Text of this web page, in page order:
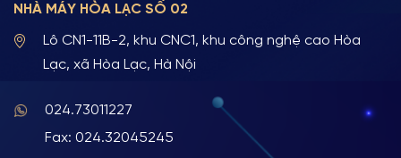
NHÀ MÁY HÒA LẠC SỐ 02
Lô CN1-11B-2, khu CNC1, khu công nghệ cao Hòa
Lạc, xã Hòa Lạc, Hà Nội
024.73011227
Fax: 024.32045245